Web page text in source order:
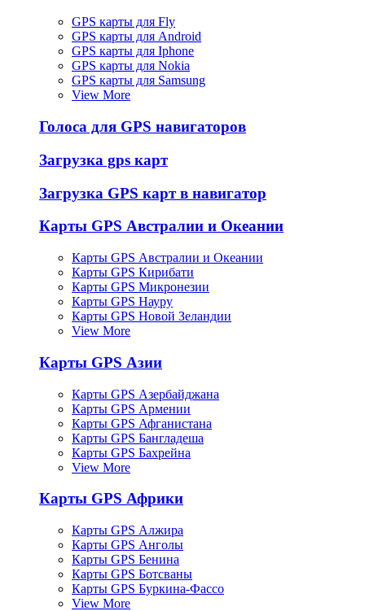
GPS карты для Fly
GPS карты для Android
GPS карты для Iphone
GPS карты для Nokia
GPS карты для Samsung
View More
Голоса для GPS навигаторов
Загрузка gps карт
Загрузка GPS карт в навигатор
Карты GPS Австралии и Океании
Карты GPS Австралии и Океании
Карты GPS Кирибати
Карты GPS Микронезии
Карты GPS Науру
Карты GPS Новой Зеландии
View More
Карты GPS Азии
Карты GPS Азербайджана
Карты GPS Армении
Карты GPS Афганистана
Карты GPS Бангладеша
Карты GPS Бахрейна
View More
Карты GPS Африки
Карты GPS Алжира
Карты GPS Анголы
Карты GPS Бенина
Карты GPS Ботсваны
Карты GPS Буркина-Фассо
View More